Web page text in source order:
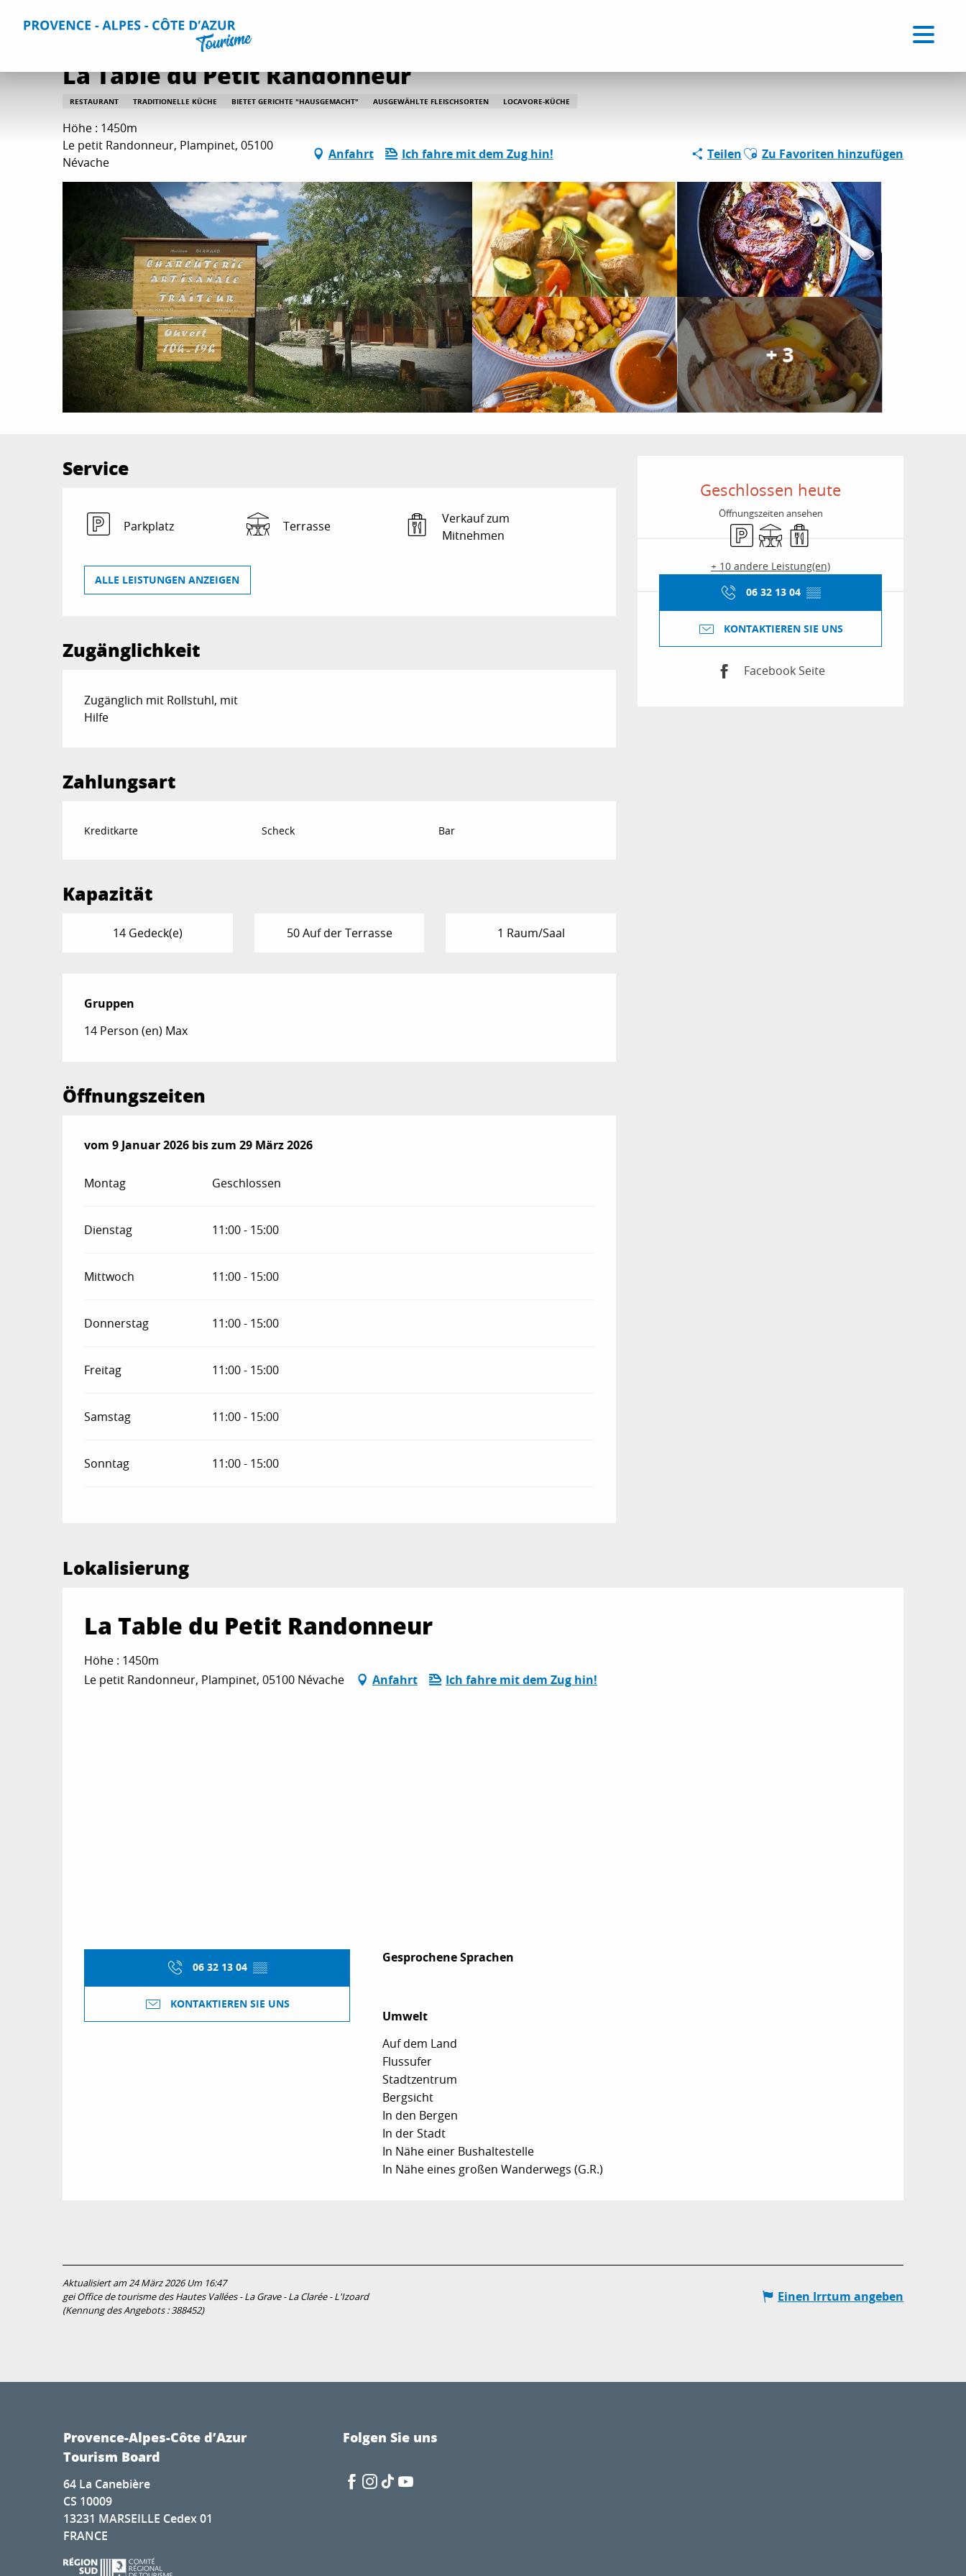
Home Aufenthalt Restaurants Alle Restaurants
La Table du Petit Randonneur
RESTAURANT TRADITIONELLE KÜCHE BIETET GERICHTE "HAUSGEMACHT" AUSGEWÄHLTE FLEISCHSORTEN LOCAVORE-KÜCHE
Höhe : 1450m
Le petit Randonneur, Plampinet, 05100
Névache
Anfahrt Ich fahre mit dem Zug hin! TeilenAjouter aux favoris
Zu Favoriten hinzufügen
+ 3
Öffnungszeiten &
Geschlossen heute
Öffnungszeiten ansehen
ParkplatzTerrasseVerkauf zum Mitnehmen
+ 10 andere Leistung(en)
06 32 13 04 ▒▒
KONTAKTIEREN SIE UNS
Facebook Seite
Service
Parkplatz Terrasse
Verkauf zum
Mitnehmen
ALLE LEISTUNGEN ANZEIGEN
Zugänglichkeit
Zugänglich mit Rollstuhl, mit
Hilfe
Zahlungsart
Kreditkarte Scheck Bar
Kapazität
14 Gedeck(e) 50 Auf der Terrasse 1 Raum/Saal
Gruppen
Gruppen
14 Person (en) Max
Öffnungszeiten
vom 9 Januar 2026 bis zum 29 März 2026
vom 9 Januar 2026 bis zum 29 März 2026
Montag Geschlossen
Dienstag 11:00 - 15:00
Mittwoch 11:00 - 15:00
Donnerstag 11:00 - 15:00
Freitag 11:00 - 15:00
Samstag 11:00 - 15:00
Sonntag 11:00 - 15:00
Lokalisierung
La Table du Petit Randonneur
Höhe : 1450m
Le petit Randonneur, Plampinet, 05100 Névache
Anfahrt Ich fahre mit dem Zug hin!
06 32 13 04 ▒▒
KONTAKTIEREN SIE UNS
Gesprochene Sprachen
Gesprochene Sprachen
Umwelt
Umwelt
Auf dem Land
Flussufer
Stadtzentrum
Bergsicht
In den Bergen
In der Stadt
In Nähe einer Bushaltestelle
In Nähe eines großen Wanderwegs (G.R.)
Aktualisiert am 24 März 2026 Um 16:47
gei Office de tourisme des Hautes Vallées - La Grave - La Clarée - L'Izoard
(Kennung des Angebots :388452)
Einen Irrtum angeben
Provence-Alpes-Côte d’Azur
Tourism Board
64 La Canebière
CS 10009
13231 MARSEILLE Cedex 01
FRANCE
Folgen Sie uns